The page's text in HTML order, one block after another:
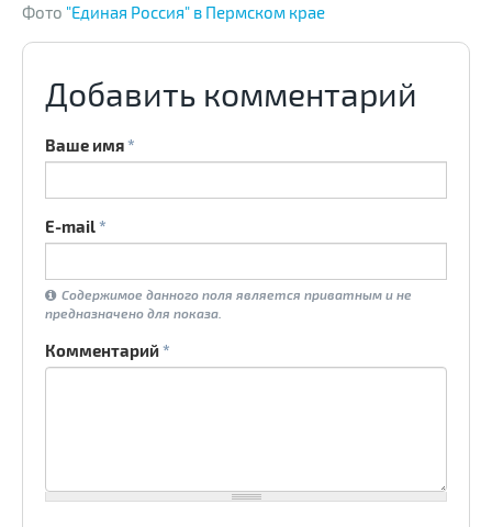
Фото "Единая Россия" в Пермском крае
Добавить комментарий
Ваше имя*
E-mail*
Содержимое данного поля является приватным и не
предназначено для показа.
Комментарий*